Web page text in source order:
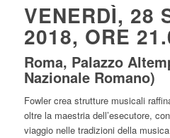
VENERDÌ, 28
2018, ORE
Roma, Palazzo
Nazionale Romano)
Fowler crea strutture musicali
oltre la maestria dell’esecutore,
viaggio nelle tradizioni della